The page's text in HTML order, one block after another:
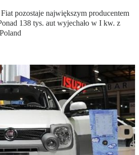
pozostaje największym producentem
138 tys. aut wyjechało w I kw. z